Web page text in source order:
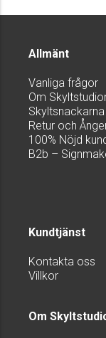
Allmänt
Vanliga frågor
Om
Skyltsnackarna
Retur och
100% Nöjd
B2b –
Kundtjänst
Kontakta oss
Villkor
Om